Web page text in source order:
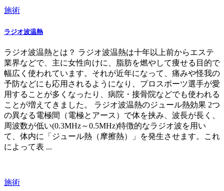
施術
ラジオ波温熱
ラジオ波温熱とは？ ラジオ波温熱は十年以上前からエステ
業界などで、主に女性向けに、脂肪を燃やして痩せる目的で
幅広く使われています。それが近年になって、痛みや怪我の
予防などにも応用されるようになり、プロスポーツ選手が愛
用することが多くなったり、病院・接骨院などでも使われる
ことが増えてきました。 ラジオ波温熱のジュール熱効果 2つ
の異なる電極間（電極とアース）で体を挟み、波長が長く、
周波数が低い(0.3MHz～0.5MHz)特徴的なラジオ波を用い
て、体内に「ジュール熱（摩擦熱）」を発生させます。これ
によって表 ...
施術